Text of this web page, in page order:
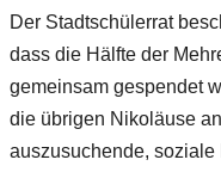
Der Stadtschülerrat
dass die Hälfte der
gemeinsam gespendet
die übrigen Nikoläuse
auszusuchende,